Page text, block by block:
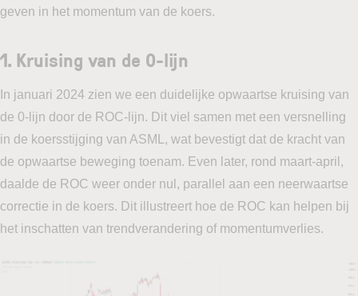
geven in het momentum van de koers.
1. Kruising van de 0-lijn
In januari 2024 zien we een duidelijke opwaartse kruising van
de 0-lijn door de ROC-lijn. Dit viel samen met een versnelling
in de koersstijging van ASML, wat bevestigt dat de kracht van
de opwaartse beweging toenam. Even later, rond maart-april,
daalde de ROC weer onder nul, parallel aan een neerwaartse
correctie in de koers. Dit illustreert hoe de ROC kan helpen bij
het inschatten van trendverandering of momentumverlies.